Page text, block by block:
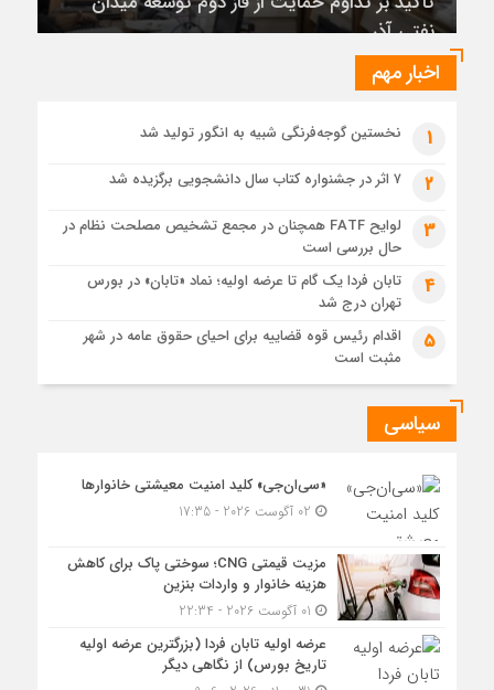
6 روز قبل
عرضه اولیه تابان فردا (بزرگترین عرضه اولیه تاریخ بورس) از
نگاهی دیگر
1 هفته قبل
حل موانع صادرات برق
اخبار مهم
1 نخستین گوجه‌فرنگی شبیه به انگور تولید شد
2 ۷ اثر در جشنواره کتاب سال دانشجویی برگزیده شد
3
لوایح FATF همچنان در مجمع تشخیص مصلحت نظام در
حال بررسی است
4
تابان فردا یک گام تا عرضه اولیه؛ نماد «تابان» در بورس
تهران درج شد
5
اقدام رئیس قوه قضاییه برای احیای حقوق عامه در شهر
مثبت است
سیاسی
«سی‌ان‌جی» کلید امنیت معیشتی خانوارها
مزیت قیمتی CNG؛ سوختی پاک برای کاهش
هزینه خانوار و واردات بنزین
عرضه اولیه تابان فردا (بزرگترین عرضه اولیه
تاریخ بورس) از نگاهی دیگر